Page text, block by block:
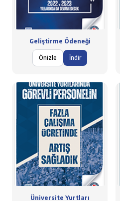
Geliştirme Ödeneği
Önizle İndir
Üniversite Yurtları